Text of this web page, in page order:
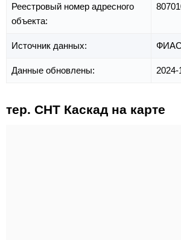
Реестровый номер адресного
объекта:
Источник данных: ФИАС
Данные обновлены: 2024-
тер. СНТ Каскад на карте